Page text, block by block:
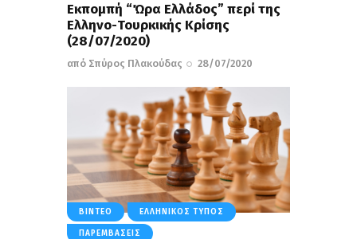
Εκπομπή “Ώρα Ελλάδος” περί της
Eλληνο-Τουρκικής Κρίσης
(28/07/2020)
από Σπύρος Πλακούδας 28/07/2020
ΒΊΝΤΕΟ ΕΛΛΗΝΙΚΌΣ ΤΎΠΟΣ
ΠΑΡΕΜΒΆΣΕΙΣ